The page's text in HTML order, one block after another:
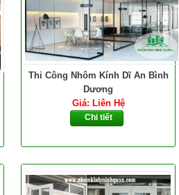
Thi Công Nhôm Kính Dĩ An Bình
Dương
Giá: Liên Hệ
Chi tiết